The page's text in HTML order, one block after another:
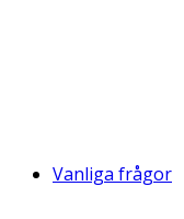
Vanliga frågor